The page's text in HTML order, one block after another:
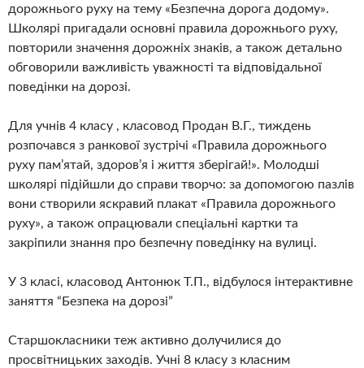
дорожнього руху на тему «Безпечна дорога додому».
Школярі пригадали основні правила дорожнього руху,
повторили значення дорожніх знаків, а також детально
обговорили важливість уважності та відповідальної
поведінки на дорозі.
Для учнів 4 класу , класовод Продан В.Г., тиждень
розпочався з ранкової зустрічі «Правила дорожнього
руху пам’ятай, здоров’я і життя зберігай!». Молодші
школярі підійшли до справи творчо: за допомогою пазлів
вони створили яскравий плакат «Правила дорожнього
руху», а також опрацювали спеціальні картки та
закріпили знання про безпечну поведінку на вулиці.
У 3 класі, класовод Антонюк Т.П., відбулося інтерактивне
заняття “Безпека на дорозі”
Старшокласники теж активно долучилися до
просвітницьких заходів. Учні 8 класу з класним